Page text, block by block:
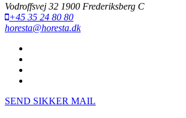
Vodroffsvej 32 1900 Frederiksberg C
+45 35 24 80 80
horesta@horesta.dk
SEND SIKKER MAIL